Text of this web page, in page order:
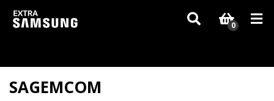
Vzhledem k aktuální situaci se může dodání dílů, které nejsou skladem,
zpozdit. Děkujeme za pochopení.
0
SAGEMCOM